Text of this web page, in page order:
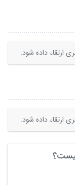
ارتقاء داده شود.
ارتقاء داده شود.